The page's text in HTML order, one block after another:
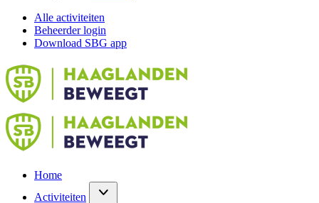
Alle activiteiten
Beheerder login
Download SBG app
Home
Activiteiten